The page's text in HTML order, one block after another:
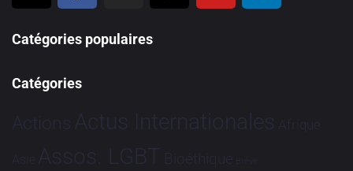
Catégories populaires
Catégories
Actions Actus Internationales Afrique
Asie Assos. LGBT Bioéthique Brève